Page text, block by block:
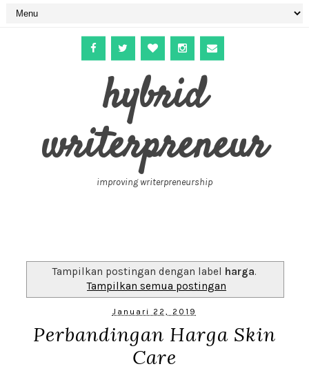
hybrid
writerpreneur
improving writerpreneurship
Tampilkan postingan dengan label harga.
Tampilkan semua postingan
Januari 22, 2019
Perbandingan Harga Skin
Care